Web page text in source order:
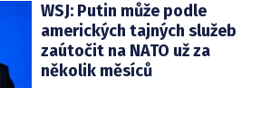
WSJ: Putin může podle
amerických tajných služeb
zaútočit na NATO už za
několik měsíců